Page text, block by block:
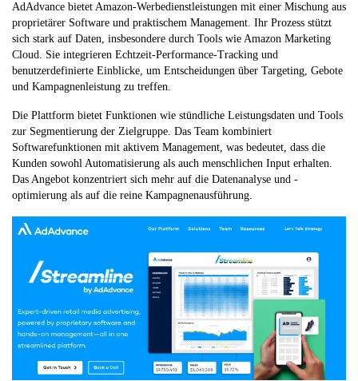
AdAdvance bietet Amazon-Werbedienstleistungen mit einer Mischung aus
proprietärer Software und praktischem Management. Ihr Prozess stützt
sich stark auf Daten, insbesondere durch Tools wie Amazon Marketing
Cloud. Sie integrieren Echtzeit-Performance-Tracking und
benutzerdefinierte Einblicke, um Entscheidungen über Targeting, Gebote
und Kampagnenleistung zu treffen.
Die Plattform bietet Funktionen wie stündliche Leistungsdaten und Tools
zur Segmentierung der Zielgruppe. Das Team kombiniert
Softwarefunktionen mit aktivem Management, was bedeutet, dass die
Kunden sowohl Automatisierung als auch menschlichen Input erhalten.
Das Angebot konzentriert sich mehr auf die Datenanalyse und -
optimierung als auf die reine Kampagnenausführung.